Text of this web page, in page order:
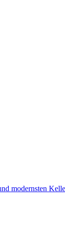
modernsten